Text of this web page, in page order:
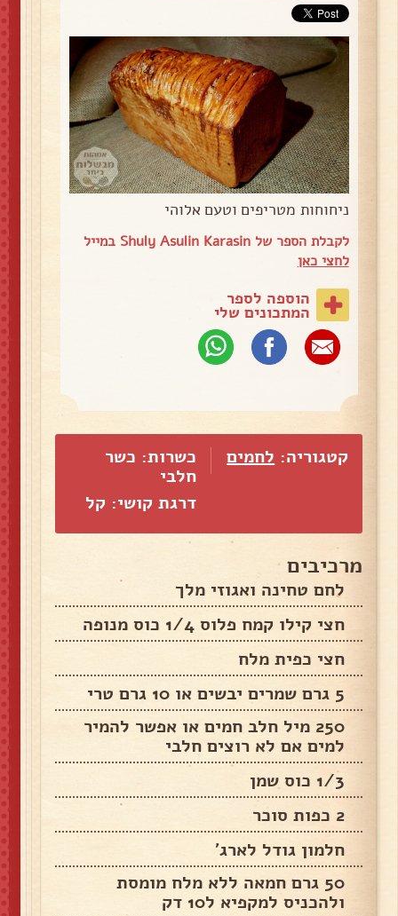
ניחוחות מטריפים וטעם אלוהי
לקבלת הספר של Shuly Asulin Karasin במייל
לחצי כאן
הוספה לספר
המתכונים שלי
קטגוריה: לחמים
כשרות: כשר
חלבי
דרגת קושי: קל
מרכיבים
לחם טחינה ואגוזי מלך
חצי קילו קמח פלוס 1/4 כוס מנופה
חצי כפית מלח
5 גרם שמרים יבשים או 10 גרם טרי
250 מיל חלב חמים או אפשר להמיר
למים אם לא רוצים חלבי
1/3 כוס שמן
2 כפות סוכר
חלמון גודל לארג׳
50 גרם חמאה ללא מלח מומסת
ולהכניס למקפיא ל10 דק